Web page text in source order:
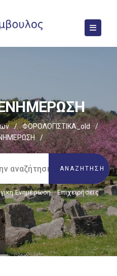
ΕΝΗΜΕΡΩΣΗ
/ ΦΟΡΟΛΟΓΙΣΤΙΚΑ_old
/
/
Ενημέρωση, Επιχειρήσεις